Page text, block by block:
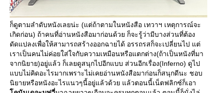
ก็ดูตามลำดับหนังเลยน่ะ (แต่ถ้าตามในหนังสือ เทวาฯ เหตุการณ์จะ
เกิดก่อน) ถ้าคนที่อ่านหนังสือมาก่อนด้วย ก็จะรู้ว่ามีบางส่วนที่ต้อง
ดัดแปลงเพื่อให้สามารถสร้างออกฉายได้ อรรถรสก็จะเปลี่ยนไป แต่
เราเป็นคนไม่ค่อยใส่ใจกับความเหมือนหรือแตกต่าง(ถ้าเป็นหนังที่มา
จากนิยาย)อยู่แล้ว ก็เลยดูสนุกไปอีกแบบ ส่วนอีกเรื่อง(Inferno) ดูไป
บบไม่คิดอะไรมากเพราะไม่เคยอ่านหนังสือมาก่อนก็สนุกดีนะ ชอบ
นิยายหรือหนังอะไรแนวๆนี้อยู่แล้วด้วย แล้วตอนนี้เน็ตฟลิกซ์ก็เอา